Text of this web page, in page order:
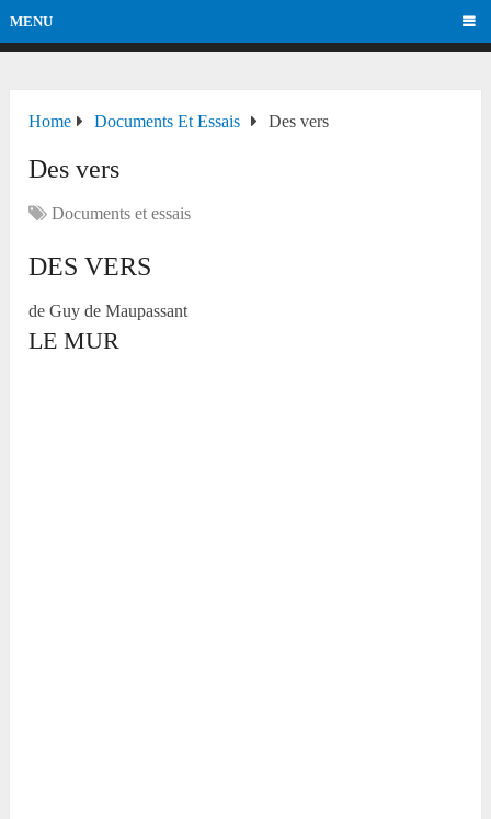
MENU
Home Documents Et Essais Des vers
Des vers
Documents et essais
DES VERS
de Guy de Maupassant
LE MUR